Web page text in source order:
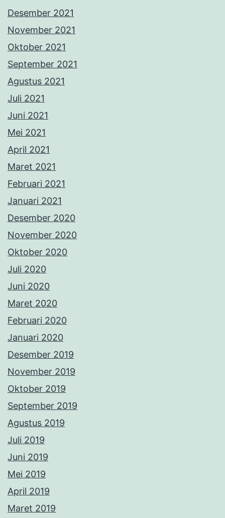
Desember 2021
November 2021
Oktober 2021
September 2021
Agustus 2021
Juli 2021
Juni 2021
Mei 2021
April 2021
Maret 2021
Februari 2021
Januari 2021
Desember 2020
November 2020
Oktober 2020
Juli 2020
Juni 2020
Maret 2020
Februari 2020
Januari 2020
Desember 2019
November 2019
Oktober 2019
September 2019
Agustus 2019
Juli 2019
Juni 2019
Mei 2019
April 2019
Maret 2019